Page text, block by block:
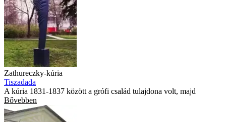
Zathureczky-kúria
Tiszadada
A kúria 1831-1837 között a grófi család tulajdona volt, majd
Bővebben